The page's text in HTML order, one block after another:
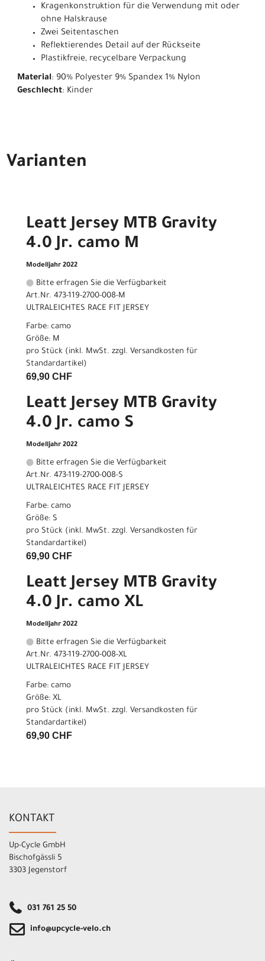
Kragenkonstruktion für die Verwendung mit oder
ohne Halskrause
Zwei Seitentaschen
Reflektierendes Detail auf der Rückseite
Plastikfreie, recycelbare Verpackung
Material: 90% Polyester 9% Spandex 1% Nylon
Geschlecht: Kinder
Varianten
Leatt Jersey MTB Gravity
4.0 Jr. camo M
Modelljahr 2022
Bitte erfragen Sie die Verfügbarkeit
Art.Nr. 473-119-2700-008-M
ULTRALEICHTES RACE FIT JERSEY
Farbe: camo
Größe: M
pro Stück (inkl. MwSt. zzgl. Versandkosten für
Standardartikel)
69,90 CHF
Leatt Jersey MTB Gravity
4.0 Jr. camo S
Modelljahr 2022
Bitte erfragen Sie die Verfügbarkeit
Art.Nr. 473-119-2700-008-S
ULTRALEICHTES RACE FIT JERSEY
Farbe: camo
Größe: S
pro Stück (inkl. MwSt. zzgl. Versandkosten für
Standardartikel)
69,90 CHF
Leatt Jersey MTB Gravity
4.0 Jr. camo XL
Modelljahr 2022
Bitte erfragen Sie die Verfügbarkeit
Art.Nr. 473-119-2700-008-XL
ULTRALEICHTES RACE FIT JERSEY
Farbe: camo
Größe: XL
pro Stück (inkl. MwSt. zzgl. Versandkosten für
Standardartikel)
69,90 CHF
KONTAKT
Up-Cycle GmbH
Bischofgässli 5
3303 Jegenstorf
031 761 25 50
info@upcycle-velo.ch